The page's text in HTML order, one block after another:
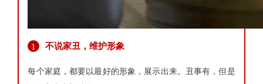
1 不说家丑，维护形象
每个家庭，都要以最好的形象，展示出来。丑事有，但是